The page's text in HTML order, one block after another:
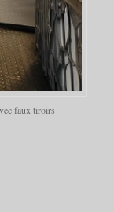
faux tiroirs